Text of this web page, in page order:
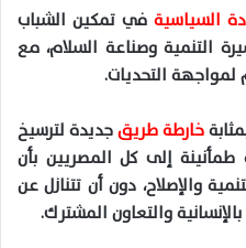
السياسية في تمكين الشباب
التنمية وصناعة السلام، مع
التحديات.
خارطة طريقجديدة لترسيخ
إلى كل المصريين بأن
والإصلاح، دون أن تتنازل عن
والتعاون المشترك.